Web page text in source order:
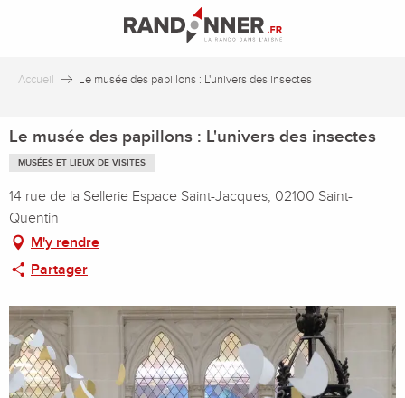
principal
Accueil Le musée des papillons : L'univers des insectes
Le musée des papillons : L'univers des insectes
MUSÉES ET LIEUX DE VISITES
14 rue de la Sellerie Espace Saint-Jacques, 02100 Saint-
Quentin
M'y rendre
Partager